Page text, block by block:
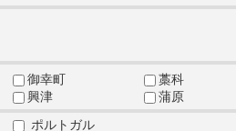
御幸町 藁科
興津
蒲原
ポルトガル